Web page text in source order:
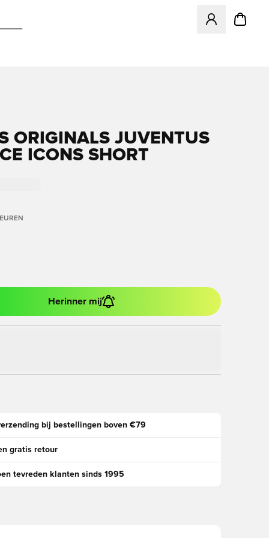
Opent een
ORIGINALS JUVENTUS
ICONS SHORT
Herinner mij
bij bestellingen boven €79
gratis retour
tevreden klanten sinds 1995